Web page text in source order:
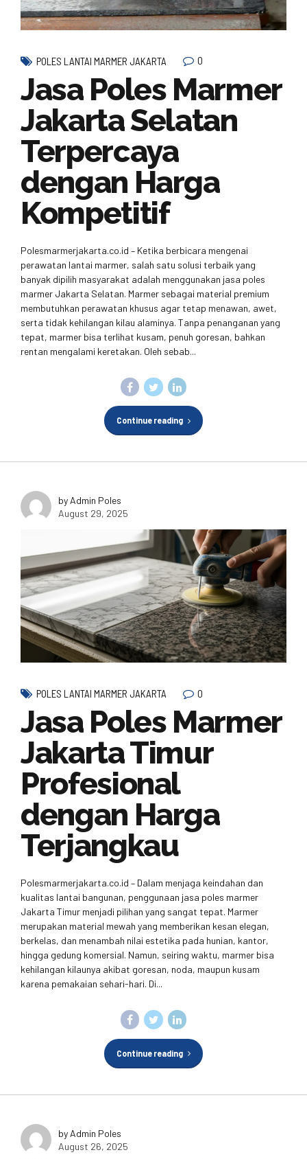
POLES LANTAI MARMER JAKARTA 0
Jasa Poles Marmer
Jakarta Selatan
Terpercaya
dengan Harga
Kompetitif
Polesmarmerjakarta.co.id – Ketika berbicara mengenai
perawatan lantai marmer, salah satu solusi terbaik yang
banyak dipilih masyarakat adalah menggunakan jasa poles
marmer Jakarta Selatan. Marmer sebagai material premium
membutuhkan perawatan khusus agar tetap menawan, awet,
serta tidak kehilangan kilau alaminya. Tanpa penanganan yang
tepat, marmer bisa terlihat kusam, penuh goresan, bahkan
rentan mengalami keretakan. Oleh sebab...
Continue reading
by Admin Poles
August 29, 2025
POLES LANTAI MARMER JAKARTA 0
Jasa Poles Marmer
Jakarta Timur
Profesional
dengan Harga
Terjangkau
Polesmarmerjakarta.co.id – Dalam menjaga keindahan dan
kualitas lantai bangunan, penggunaan jasa poles marmer
Jakarta Timur menjadi pilihan yang sangat tepat. Marmer
merupakan material mewah yang memberikan kesan elegan,
berkelas, dan menambah nilai estetika pada hunian, kantor,
hingga gedung komersial. Namun, seiring waktu, marmer bisa
kehilangan kilaunya akibat goresan, noda, maupun kusam
karena pemakaian sehari-hari. Di...
Continue reading
by Admin Poles
August 26, 2025